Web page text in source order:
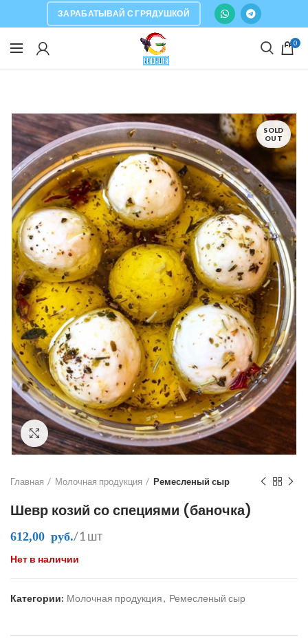
ЗАРАБАТЫВАЙ С ГРЯДУШКОЙ
0
SOLD
OUT
Click to enlarge
Главная Молочная продукция Ремесленый сыр
Шевр козий со специями (баночка)
612,00 руб. /1 шт
Нет в наличии
Категории: Молочная продукция, Ремесленый сыр